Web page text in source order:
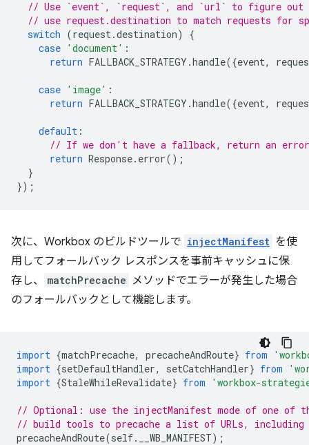
// Use `event`, `request`, and `url` to figure out
// use request.destination to match requests for
switch (request.destination)
{
case 'document' :
return FALLBACK_STRATEGY .handle({event,
case 'image' :
return FALLBACK_STRATEGY .handle({event,
default :
// If we don't have a fallback, return an error
return Response. error();
}
});
次に、Workbox のビルドツールで injectManifest を使
用してフォールバック レスポンスを事前キャッシュに保
存し、
matchPrecache メソッドでエラーが発生した場合
のフォールバックとして機能します。
import {matchPrecache, precacheAndRoute} from
import {setDefaultHandler, setCatchHandler} from
import {StaleWhileRevalidate} from 'workbox-
// Optional: use the injectManifest mode of one of
// build tools to precache a list of URLs, including
precacheAndRoute(self. __WB_MANIFEST);